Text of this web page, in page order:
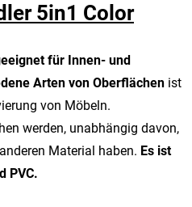
5in1 Color
für Innen- und
Arten von Oberflächen ist
von Möbeln.
werden, unabhängig davon,
Material haben. Es ist
PVC.